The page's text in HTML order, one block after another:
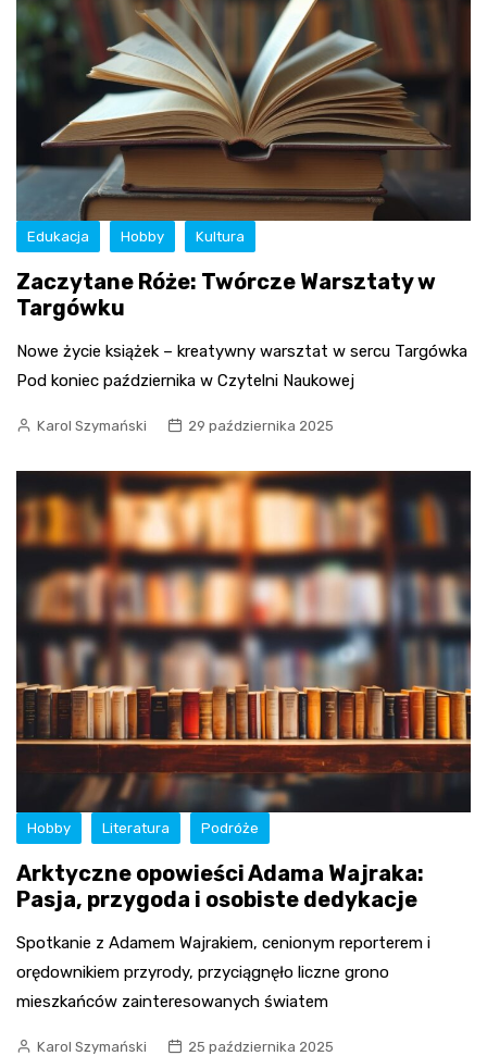
Edukacja Hobby Kultura
Zaczytane Róże: Twórcze Warsztaty w
Targówku
Nowe życie książek – kreatywny warsztat w sercu Targówka
Pod koniec października w Czytelni Naukowej
Karol Szymański 29 października 2025
Hobby Literatura Podróże
Arktyczne opowieści Adama Wajraka:
Pasja, przygoda i osobiste dedykacje
Spotkanie z Adamem Wajrakiem, cenionym reporterem i
orędownikiem przyrody, przyciągnęło liczne grono
mieszkańców zainteresowanych światem
Karol Szymański 25 października 2025